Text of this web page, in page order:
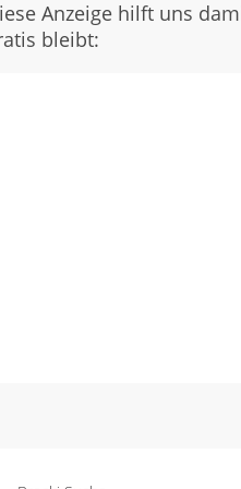
Anzeige hilft uns
bleibt: